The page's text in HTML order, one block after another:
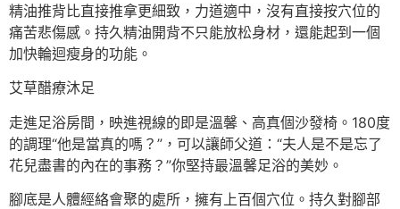
精油推背比直接推拿更細致，力道適中，沒有直接按穴位的
痛苦悲傷感。持久精油開背不只能放松身材，還能起到一個
加快輪迴瘦身的功能。
艾草醋療沐足
走進足浴房間，映進視線的即是溫馨、高真個沙發椅。180度
的調理“他是當真的嗎？”，可以讓師父道：“夫人是不是忘了
花兒盡書的內在的事務？”你堅持最溫馨足浴的美妙。
腳底是人體經絡會聚的處所，擁有上百個穴位。持久對腳部